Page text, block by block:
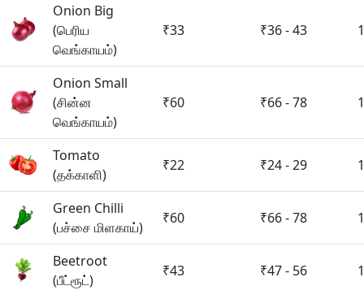
Onion Big
(பெரிய
வெங்காயம்)
₹33 ₹36 - 43
Onion Small
(சின்ன
வெங்காயம்)
₹60 ₹66 - 78
Tomato
(தக்காளி)
₹22 ₹24 - 29
Green Chilli
(பச்சை மிளகாய்)
₹60 ₹66 - 78
Beetroot
(பீட்ரூட்)
₹43 ₹47 - 56